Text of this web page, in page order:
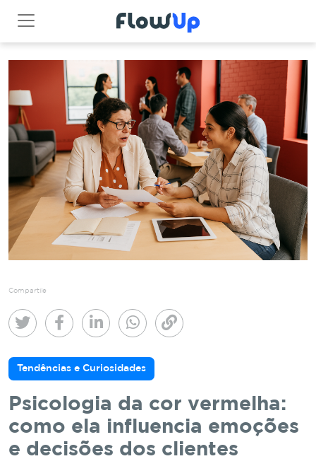
Compartile
Tendências e Curiosidades
Psicologia da cor vermelha:
como ela influencia emoções
e decisões dos clientes